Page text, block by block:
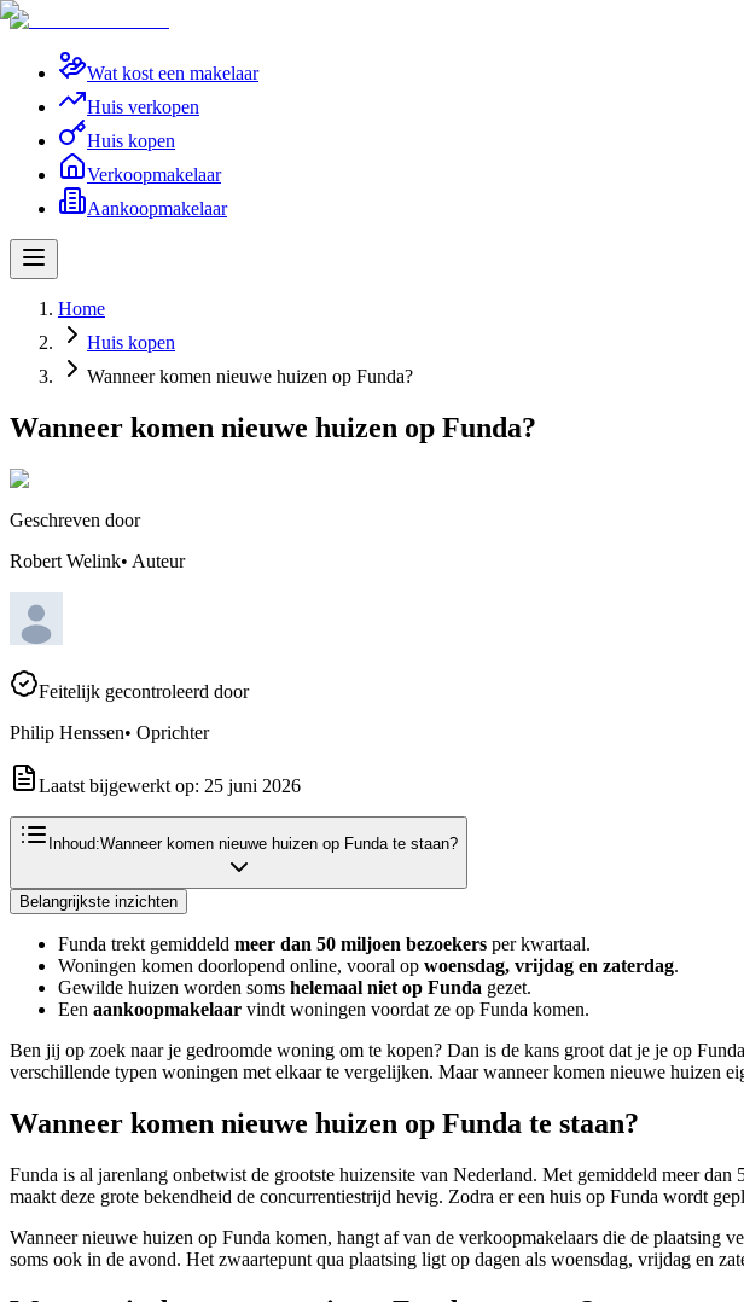
Wat kost een makelaar
Huis verkopen
Huis kopen
Verkoopmakelaar
Aankoopmakelaar
Home
Huis kopen
Wanneer komen nieuwe huizen op Funda?
Wanneer komen nieuwe huizen op Funda?
Geschreven door
Robert Welink• Auteur
Feitelijk gecontroleerd door
Philip Henssen• Oprichter
Laatst bijgewerkt op: 25 juni 2026
Inhoud:Wanneer komen nieuwe huizen op Funda te staan?
Belangrijkste inzichten
Funda trekt gemiddeld meer dan 50 miljoen bezoekers per kwartaal.
Woningen komen doorlopend online, vooral op woensdag, vrijdag en zaterdag.
Gewilde huizen worden soms helemaal niet op Funda gezet.
Een aankoopmakelaar vindt woningen voordat ze op Funda komen.
Ben jij op zoek naar je gedroomde woning om te kopen? Dan is de kans groot dat je je op
verschillende typen woningen met elkaar te vergelijken. Maar wanneer komen nieuwe huizen
Wanneer komen nieuwe huizen op Funda te staan?
Funda is al jarenlang onbetwist de grootste huizensite van Nederland. Met gemiddeld meer
maakt deze grote bekendheid de concurrentiestrijd hevig. Zodra er een huis op Funda wordt
Wanneer nieuwe huizen op Funda komen, hangt af van de verkoopmakelaars die de
soms ook in de avond. Het zwaartepunt qua plaatsing ligt op dagen als woensdag, vrijdag en